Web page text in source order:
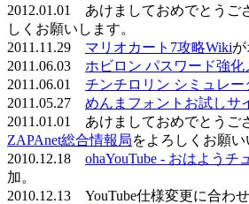
2012.01.01 あけましておめでとうご
しくお願いします。
2011.11.29 マリオカート7攻略Wikiが
2011.06.03 ホビロン パスワード強化
2011.06.01 チンチロリン シミュレー
2011.05.27 めんまフォントお試しサ
2011.01.01 あけましておめでとうご
ZAPAnet総合情報局をよろしくお願い
2010.12.18 ohaYouTube - おはようチ
加。
2010.12.13 YouTube仕様変更に合わせ